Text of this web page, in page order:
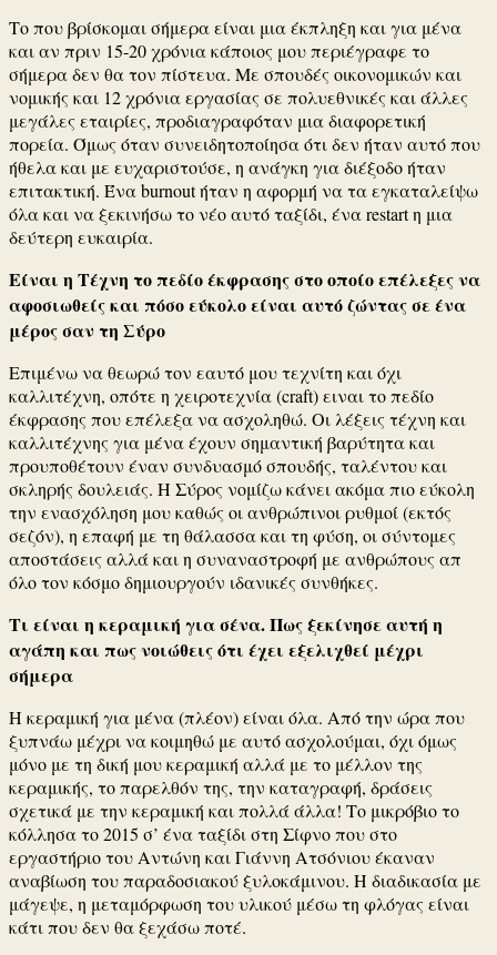
Το που βρίσκομαι σήμερα είναι μια έκπληξη και για μένα
και αν πριν 15-20 χρόνια κάποιος μου περιέγραφε το
σήμερα δεν θα τον πίστευα. Με σπουδές οικονομικών και
νομικής και 12 χρόνια εργασίας σε πολυεθνικές και άλλες
μεγάλες εταιρίες, προδιαγραφόταν μια διαφορετική
πορεία. Όμως όταν συνειδητοποίησα ότι δεν ήταν αυτό που
ήθελα και με ευχαριστούσε, η ανάγκη για διέξοδο ήταν
επιτακτική. Ένα burnout ήταν η αφορμή να τα εγκαταλείψω
όλα και να ξεκινήσω το νέο αυτό ταξίδι, ένα restart η μια
δεύτερη ευκαιρία.
Είναι η Τέχνη το πεδίο έκφρασης στο οποίο επέλεξες να
αφοσιωθείς και πόσο εύκολο είναι αυτό ζώντας σε ένα
μέρος σαν τη Σύρο
Επιμένω να θεωρώ τον εαυτό μου τεχνίτη και όχι
καλλιτέχνη, οπότε η χειροτεχνία (craft) ειναι το πεδίο
έκφρασης που επέλεξα να ασχοληθώ. Οι λέξεις τέχνη και
καλλιτέχνης για μένα έχουν σημαντική βαρύτητα και
προυποθέτουν έναν συνδυασμό σπουδής, ταλέντου και
σκληρής δουλειάς. Η Σύρος νομίζω κάνει ακόμα πιο εύκολη
την ενασχόληση μου καθώς οι ανθρώπινοι ρυθμοί (εκτός
σεζόν), η επαφή με τη θάλασσα και τη φύση, οι σύντομες
αποστάσεις αλλά και η συναναστροφή με ανθρώπους απ
όλο τον κόσμο δημιουργούν ιδανικές συνθήκες.
Τι είναι η κεραμική για σένα. Πως ξεκίνησε αυτή η
αγάπη και πως νοιώθεις ότι έχει εξελιχθεί μέχρι
σήμερα
Η κεραμική για μένα (πλέον) είναι όλα. Από την ώρα που
ξυπνάω μέχρι να κοιμηθώ με αυτό ασχολούμαι, όχι όμως
μόνο με τη δική μου κεραμική αλλά με το μέλλον της
κεραμικής, το παρελθόν της, την καταγραφή, δράσεις
σχετικά με την κεραμική και πολλά άλλα! Το μικρόβιο το
κόλλησα το 2015 σ’ ένα ταξίδι στη Σίφνο που στο
εργαστήριο του Αντώνη και Γιάννη Ατσόνιου έκαναν
αναβίωση του παραδοσιακού ξυλοκάμινου. Η διαδικασία με
μάγεψε, η μεταμόρφωση του υλικού μέσω τη φλόγας είναι
κάτι που δεν θα ξεχάσω ποτέ.